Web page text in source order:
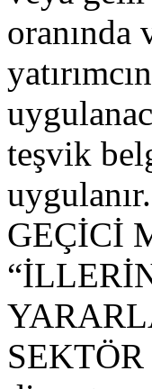
oranında
teşvik
uygulanır.
GEÇİCİ
SEKTÖR